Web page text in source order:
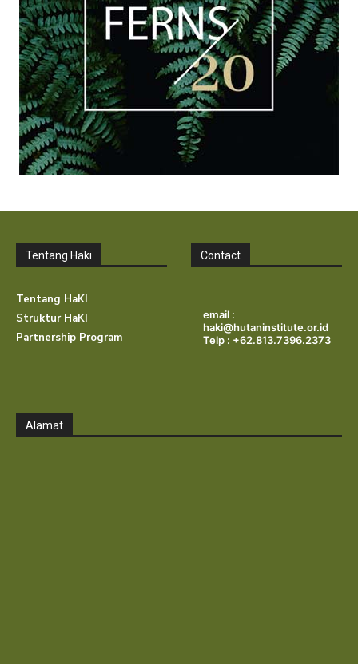
Tentang Haki
Tentang HaKI
Struktur HaKI
Partnership Program
Contact
email :
haki@hutaninstitute.or.id
Telp : +62.813.7396.2373
Alamat